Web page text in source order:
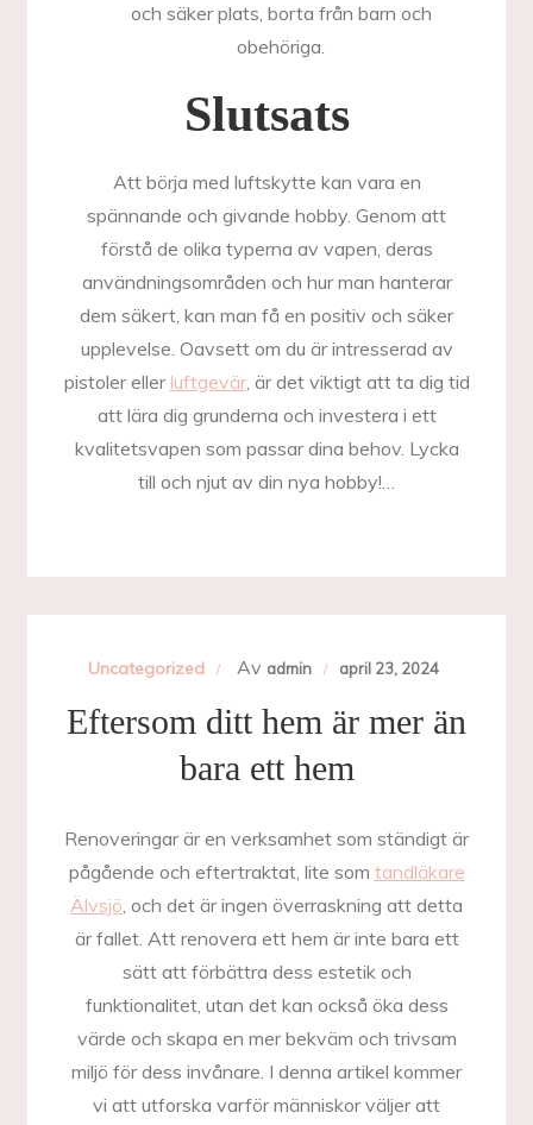
och säker plats, borta från barn och
obehöriga.
Slutsats
Att börja med luftskytte kan vara en
spännande och givande hobby. Genom att
förstå de olika typerna av vapen, deras
användningsområden och hur man hanterar
dem säkert, kan man få en positiv och säker
upplevelse. Oavsett om du är intresserad av
pistoler eller luftgevär, är det viktigt att ta dig tid
att lära dig grunderna och investera i ett
kvalitetsvapen som passar dina behov. Lycka
till och njut av din nya hobby!…
Uncategorized Av admin april 23, 2024
Eftersom ditt hem är mer än
bara ett hem
Renoveringar är en verksamhet som ständigt är
pågående och eftertraktat, lite som tandläkare
Älvsjö, och det är ingen överraskning att detta
är fallet. Att renovera ett hem är inte bara ett
sätt att förbättra dess estetik och
funktionalitet, utan det kan också öka dess
värde och skapa en mer bekväm och trivsam
miljö för dess invånare. I denna artikel kommer
vi att utforska varför människor väljer att